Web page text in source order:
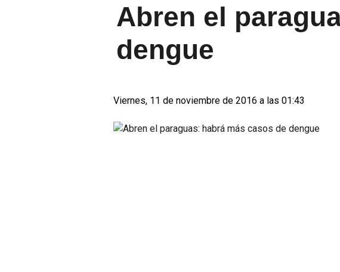
Abren el
dengue
Viernes, 11 de noviembre de 2016 a las 01:43